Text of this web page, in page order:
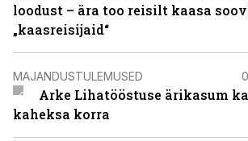
loodust – ära too reisilt kaasa
„kaasreisijaid“
MAJANDUSTULEMUSED
Arke Lihatööstuse ärikasum
kaheksa korra